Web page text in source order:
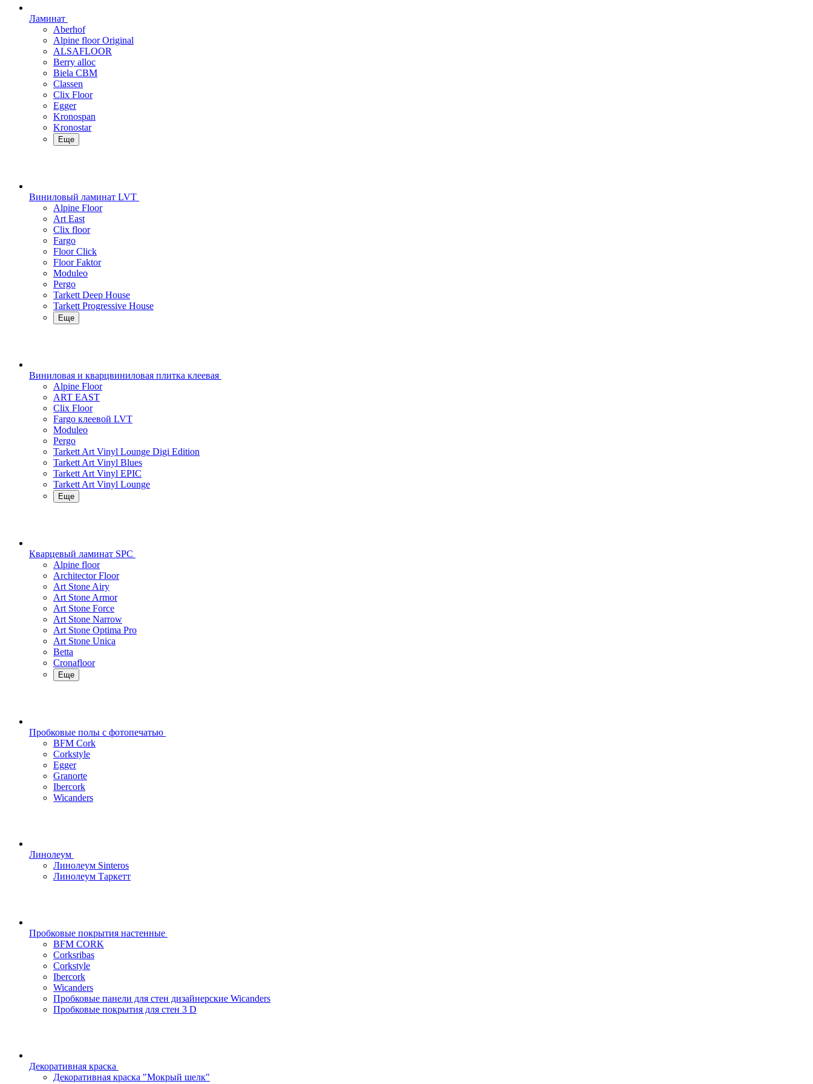
Ламинат
Aberhof
Alpine floor Original
ALSAFLOOR
Berry alloc
Biela CBM
Classen
Clix Floor
Egger
Kronospan
Kronostar
Еще
Виниловый ламинат LVT
Alpine Floor
Art East
Clix floor
Fargo
Floor Click
Floor Faktor
Moduleo
Pergo
Tarkett Deep House
Tarkett Progressive House
Еще
Виниловая и кварцвиниловая плитка клеевая
Alpine Floor
ART EAST
Clix Floor
Fargo клеевой LVT
Moduleo
Pergo
Tarkett Art Vinyl Lounge Digi Edition
Tarkett Art Vinyl Blues
Tarkett Art Vinyl EPIC
Tarkett Art Vinyl Lounge
Еще
Кварцевый ламинат SPC
Alpine floor
Architector Floor
Art Stone Airy
Art Stone Armor
Art Stone Force
Art Stone Narrow
Art Stone Optima Pro
Art Stone Unica
Betta
Cronafloor
Еще
Пробковые полы с фотопечатью
BFM Cork
Corkstyle
Egger
Granorte
Ibercork
Wicanders
Линолеум
Линолеум Sinteros
Линолеум Таркетт
Пробковые покрытия настенные
BFM CORK
Corksribas
Corkstyle
Ibercork
Wicanders
Пробковые панели для стен дизайнерские Wicanders
Пробковые покрытия для стен 3 D
Декоративная краска
Декоративная краска "Мокрый шелк"